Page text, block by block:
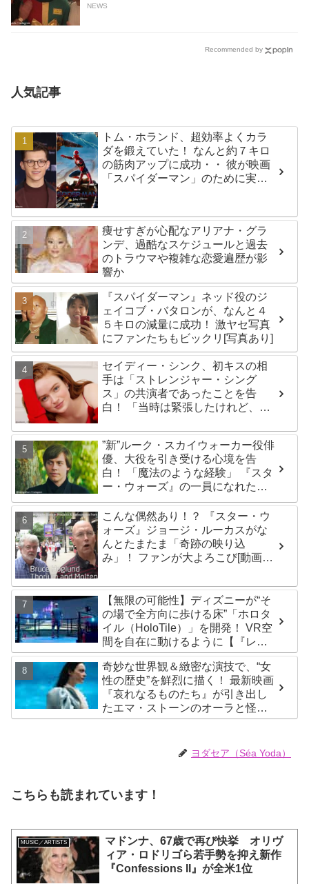
とは？ | tvgroove
NEWS
Recommended by
人気記事
トム・ホランド、超効率よくカラ
ダを鍛えていた！ なんと約７キロ
の筋肉アップに成功・・ 彼が映画
「スパイダーマン」のために実践
痩せすぎが心配なアリアナ・グラ
ンデ、過酷なスケジュールと過去
のトラウマや複雑な恋愛遍歴が影
響か
『スパイダーマン』ネッド役のジ
ェイコブ・バタロンが、なんと４
５キロの減量に成功！ 激ヤセ写真
にファンたちもビックリ[写真あり]
セイディー・シンク、初キスの相
手は「ストレンジャー・シング
ス」の共演者であったことを告
白！ 「当時は緊張したけれど、い
”新”ルーク・スカイウォーカー役俳
優、大役を引き受ける心境を告
白！ 「魔法のような経験」 『スタ
ー・ウォーズ』の一員になれたこ
とによろこび爆発
こんな偶然あり！？ 『スター・ウ
ォーズ』ジョージ・ルーカスがな
んとたまたま「奇跡の映り込
み」！ ファンが大よろこび[動画あ
【無限の可能性】ディズニーが“そ
の場で全方向に歩ける床”「ホロタ
イル（HoloTile）」を開発！ VR空
間を自在に動けるように【『レデ
ィプレ』実現への大きな一歩？】
奇妙な世界観＆緻密な演技で、“女
性の歴史”を鮮烈に描く！ 最新映画
『哀れなるものたち』が引き出し
たエマ・ストーンのオーラと怪
演、そして緻密すぎる演技力！ こ
ヨダセア（Séa Yoda）
こちらも読まれています！
MUSIC／ARTISTS
マドンナ、67歳で再び快挙 オリヴ
ィア・ロドリゴら若手勢を抑え新作
『Confessions II』が全米1位